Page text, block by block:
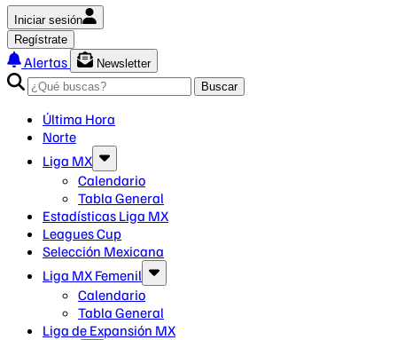
Iniciar sesión
Regístrate
Alertas
Newsletter
Buscar
Última Hora
Norte
Liga MX
Calendario
Tabla General
Estadísticas Liga MX
Leagues Cup
Selección Mexicana
Liga MX Femenil
Calendario
Tabla General
Liga de Expansión MX